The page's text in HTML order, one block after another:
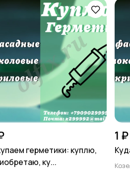
герметики: куплю,
ку...
1 ₽